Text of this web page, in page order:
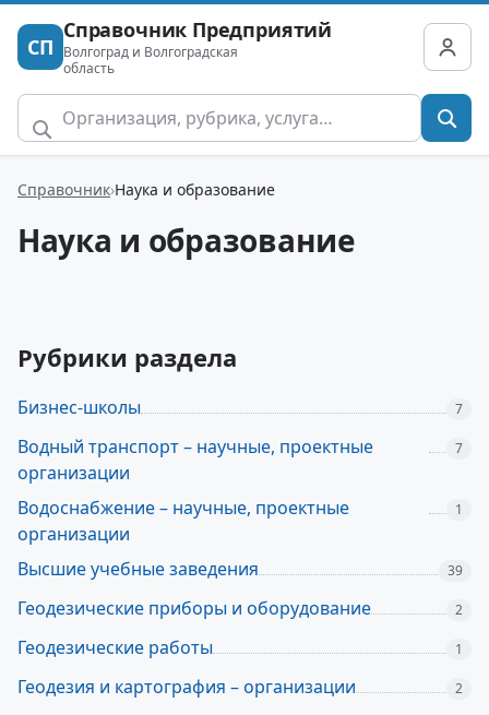
СП
Справочник Предприятий
Волгоград и Волгоградская
область
Справочник Наука и образование
Наука и образование
Рубрики раздела
Бизнес-школы 7
Водный транспорт – научные, проектные
организации
7
Водоснабжение – научные, проектные
организации
1
Высшие учебные заведения 39
Геодезические приборы и оборудование 2
Геодезические работы 1
Геодезия и картография – организации 2